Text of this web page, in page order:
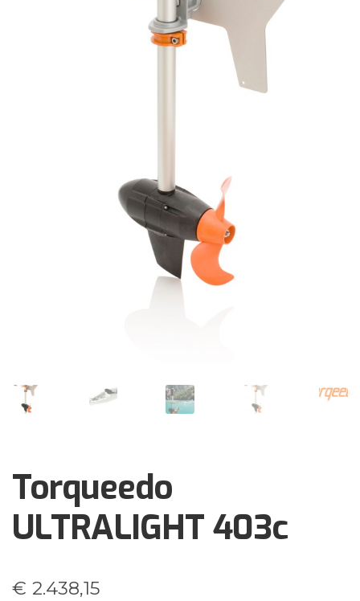
Torqueedo
ULTRALIGHT 403c
€ 2.438,15